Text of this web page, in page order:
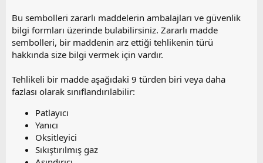
Bu sembolleri zararlı maddelerin ambalajları ve güvenlik
bilgi formları üzerinde bulabilirsiniz. Zararlı madde
sembolleri, bir maddenin arz ettiği tehlikenin türü
hakkında size bilgi vermek için vardır.
Tehlikeli bir madde aşağıdaki 9 türden biri veya daha
fazlası olarak sınıflandırılabilir:
Patlayıcı
Yanıcı
Oksitleyici
Sıkıştırılmış gaz